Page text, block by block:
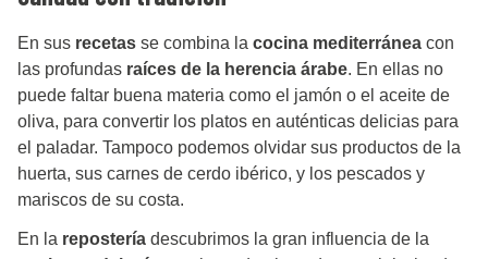
En sus recetas se combina la cocina mediterránea con
las profundas raíces de la herencia árabe. En ellas no
puede faltar buena materia como el jamón o el aceite de
oliva, para convertir los platos en auténticas delicias para
el paladar. Tampoco podemos olvidar sus productos de la
huerta, sus carnes de cerdo ibérico, y los pescados y
mariscos de su costa.
En la repostería descubrimos la gran influencia de la